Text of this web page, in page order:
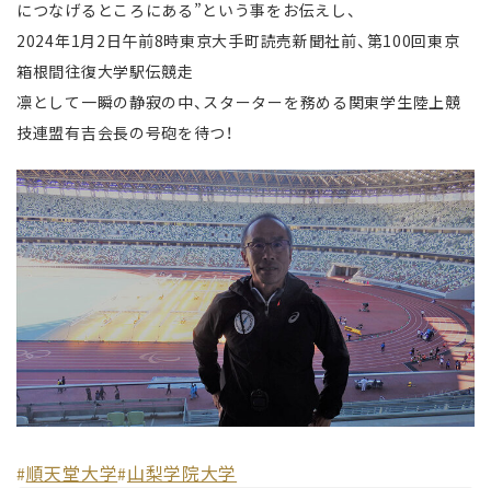
につなげるところにある”という事をお伝えし、
2024年1月2日午前8時東京大手町読売新聞社前、第100回東京
箱根間往復大学駅伝競走
凛として一瞬の静寂の中、スターターを務める関東学生陸上競
技連盟有吉会長の号砲を待つ！
#順天堂大学#山梨学院大学